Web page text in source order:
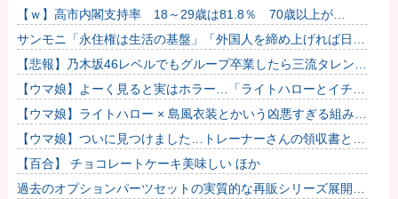
ナ軍がよく使う機種」
【ｗ】高市内閣支持率 18～29歳は81.8％ 70歳以上が
48.1％（← 最低）
サンモニ「永住権は生活の基盤」「外国人を締め上げれば日本
人が生きやすくなる発想間違い」「ヘイト」
【悲報】乃木坂46レベルでもグループ卒業したら三流タレント
扱いになる
【ウマ娘】よーく見ると実はホラー…「ライトハローとイチャ
つくスティルトレ漫画」
【ウマ娘】ライトハロー × 島風衣装とかいう凶悪すぎる組み合
わせｗｗｗ「大変なことに…」
【ウマ娘】ついに見つけました…トレーナーさんの領収書と給
与明細！！
【百合】 チョコレートケーキ美味しい ほか
過去のオプションパーツセットの実質的な再販シリーズ展開止